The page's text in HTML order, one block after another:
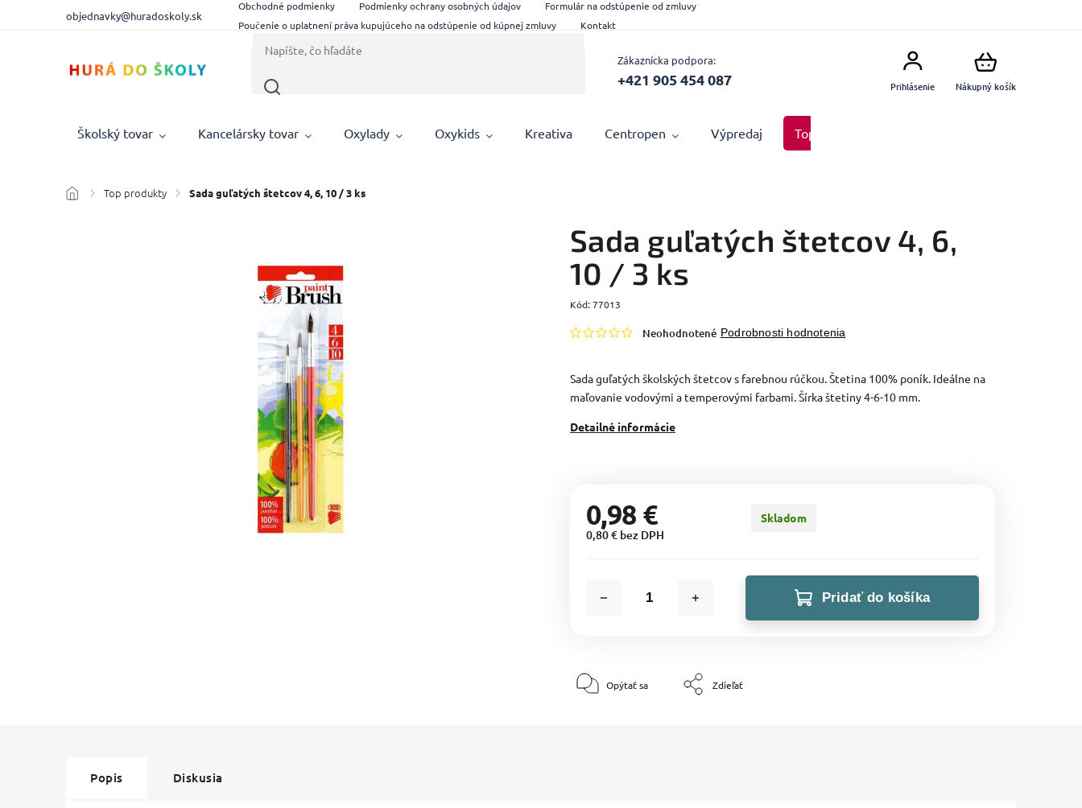
objednavky@huradoskoly.sk
Obchodné podmienky Podmienky ochrany osobných údajov
Formulár na odstúpenie od zmluvy
Poučenie o uplatnení práva kupujúceho na odstúpenie od kúpnej zmluvy
Kontakt
Zákaznícka podpora:
+421 905 454 087 Nákupný košík
Prihlásenie
Školský tovar Kancelársky tovar Oxylady Oxykids Kreativa Centropen Výpredaj Top produkty
/ Top produkty / Sada guľatých štetcov 4, 6, 10 / 3 ks
Sada guľatých štetcov 4, 6,
10 / 3 ks
Kód:77013
Neohodnotené Podrobnosti hodnotenia
Sada guľatých školských štetcov s farebnou rúčkou. Štetina 100% poník. Ideálne na
maľovanie vodovými a temperovými farbami. Šírka štetiny 4-6-10 mm.
Detailné informácie
0,98 €
0,80 € bez DPH
Skladom
Pridať do košíka
Opýtať sa Zdieľať
Popis Diskusia